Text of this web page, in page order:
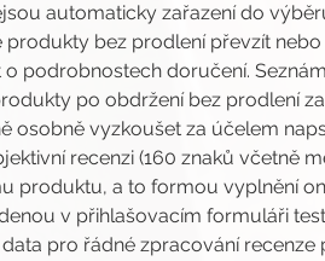
automaticky zařazení do
produkty bez prodlení převzít
o podrobnostech doručení.
po obdržení bez prodlení
osobně vyzkoušet za účelem
recenzi (160 znaků včetně
produktu, a to formou vyplnění
v přihlašovacím formuláři
pro řádné zpracování